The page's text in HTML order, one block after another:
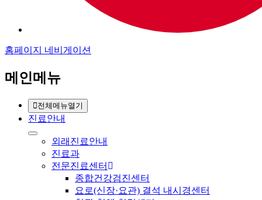
홈페이지 네비게이션
메인메뉴
전체메뉴열기
진료안내
외래진료안내
진료과
전문진료센터
종합건강검진센터
요로(신장·요관) 결석 내시경센터